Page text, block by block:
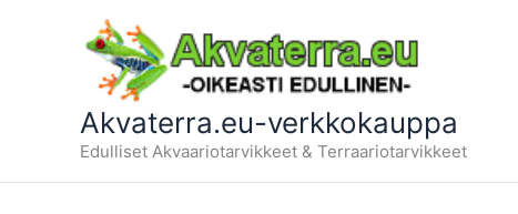
Akvaterra.eu-verkkokauppa
Edulliset Akvaariotarvikkeet & Terraariotarvikkeet